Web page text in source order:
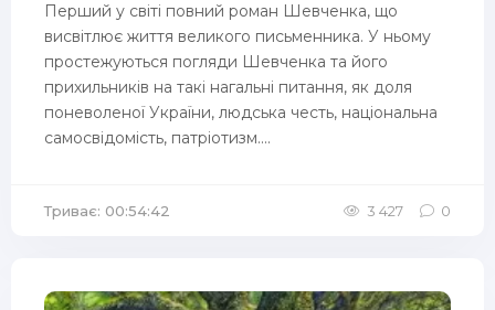
Перший у світі повний роман Шевченка, що
висвітлює життя великого письменника. У ньому
простежуються погляди Шевченка та його
прихильників на такі нагальні питання, як доля
поневоленої України, людська честь, національна
самосвідомість, патріотизм....
Триває: 00:54:42 3 427 0